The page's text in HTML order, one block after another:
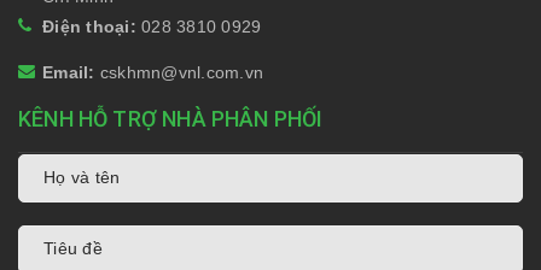
Điện thoại: 028 3810 0929
Email: cskhmn@vnl.com.vn
KÊNH HỖ TRỢ NHÀ PHÂN PHỐI